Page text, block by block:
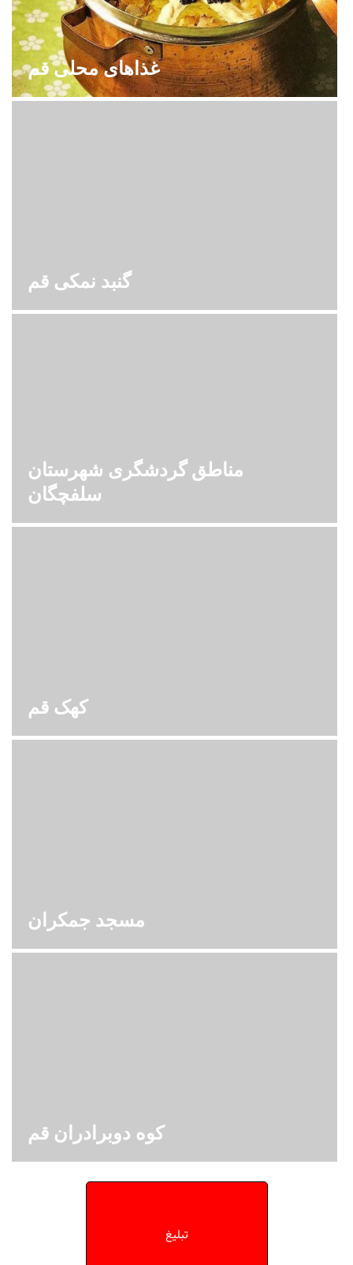
غذاهای محلی قم
گنبد نمکی قم
مناطق گردشگری شهرستان
سلفچگان
کهک قم
مسجد جمکران
کوه دوبرادران قم
تبلیغ